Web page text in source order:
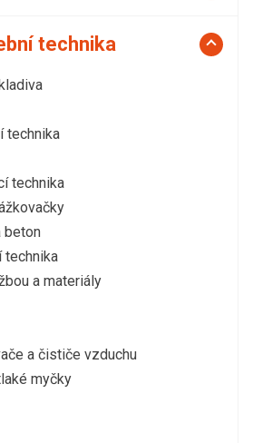
technika
technika
technika
beton
technika
a materiály
a čističe vzduchu
myčky